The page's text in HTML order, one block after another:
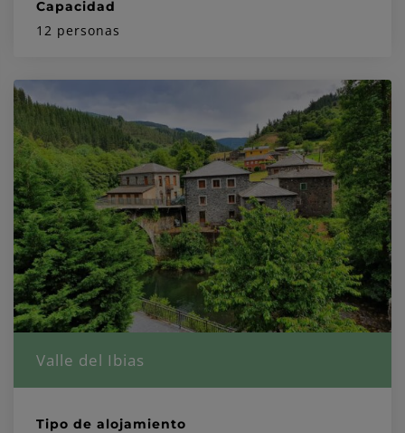
Capacidad
12 personas
Valle del Ibias
Tipo de alojamiento